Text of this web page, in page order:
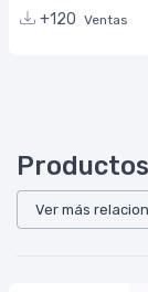
+120 Ventas
Ver más